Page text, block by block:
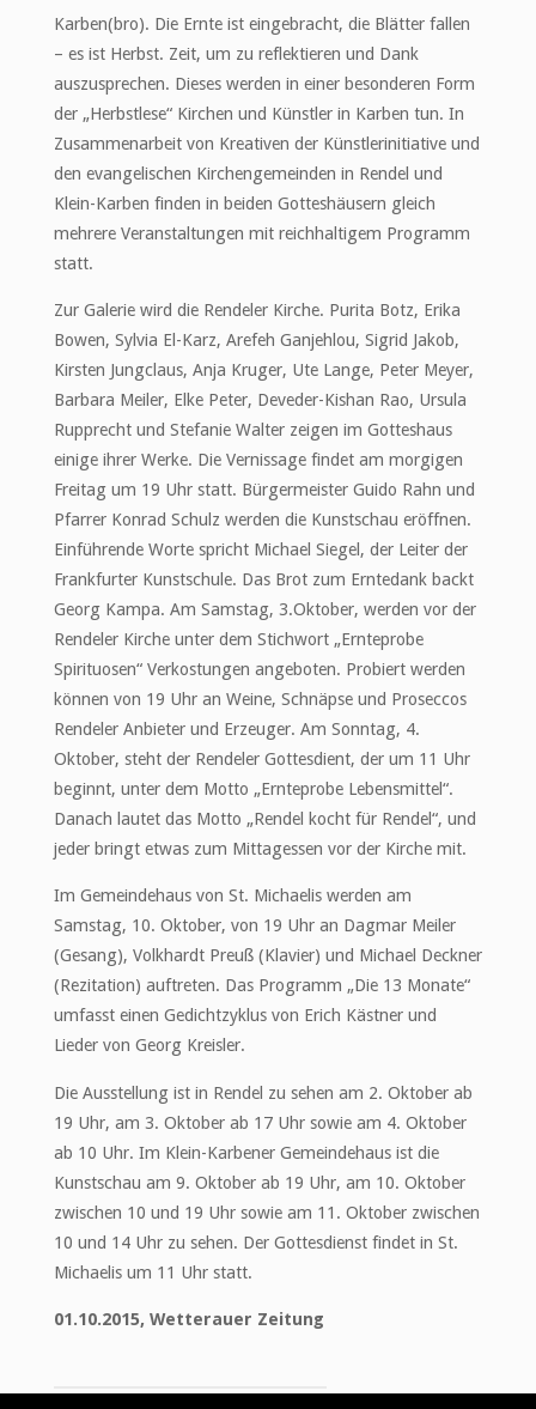
Karben(bro). Die Ernte ist eingebracht, die Blätter fallen
– es ist Herbst. Zeit, um zu reflektieren und Dank
auszusprechen. Dieses werden in einer besonderen Form
der „Herbstlese“ Kirchen und Künstler in Karben tun. In
Zusammenarbeit von Kreativen der Künstlerinitiative und
den evangelischen Kirchengemeinden in Rendel und
Klein-Karben finden in beiden Gotteshäusern gleich
mehrere Veranstaltungen mit reichhaltigem Programm
statt.
Zur Galerie wird die Rendeler Kirche. Purita Botz, Erika
Bowen, Sylvia El-Karz, Arefeh Ganjehlou, Sigrid Jakob,
Kirsten Jungclaus, Anja Kruger, Ute Lange, Peter Meyer,
Barbara Meiler, Elke Peter, Deveder-Kishan Rao, Ursula
Rupprecht und Stefanie Walter zeigen im Gotteshaus
einige ihrer Werke. Die Vernissage findet am morgigen
Freitag um 19 Uhr statt. Bürgermeister Guido Rahn und
Pfarrer Konrad Schulz werden die Kunstschau eröffnen.
Einführende Worte spricht Michael Siegel, der Leiter der
Frankfurter Kunstschule. Das Brot zum Erntedank backt
Georg Kampa. Am Samstag, 3.Oktober, werden vor der
Rendeler Kirche unter dem Stichwort „Ernteprobe
Spirituosen“ Verkostungen angeboten. Probiert werden
können von 19 Uhr an Weine, Schnäpse und Proseccos
Rendeler Anbieter und Erzeuger. Am Sonntag, 4.
Oktober, steht der Rendeler Gottesdient, der um 11 Uhr
beginnt, unter dem Motto „Ernteprobe Lebensmittel“.
Danach lautet das Motto „Rendel kocht für Rendel“, und
jeder bringt etwas zum Mittagessen vor der Kirche mit.
Im Gemeindehaus von St. Michaelis werden am
Samstag, 10. Oktober, von 19 Uhr an Dagmar Meiler
(Gesang), Volkhardt Preuß (Klavier) und Michael Deckner
(Rezitation) auftreten. Das Programm „Die 13 Monate“
umfasst einen Gedichtzyklus von Erich Kästner und
Lieder von Georg Kreisler.
Die Ausstellung ist in Rendel zu sehen am 2. Oktober ab
19 Uhr, am 3. Oktober ab 17 Uhr sowie am 4. Oktober
ab 10 Uhr. Im Klein-Karbener Gemeindehaus ist die
Kunstschau am 9. Oktober ab 19 Uhr, am 10. Oktober
zwischen 10 und 19 Uhr sowie am 11. Oktober zwischen
10 und 14 Uhr zu sehen. Der Gottesdienst findet in St.
Michaelis um 11 Uhr statt.
01.10.2015, Wetterauer Zeitung